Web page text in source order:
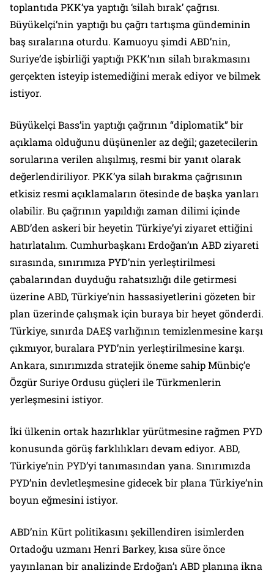
toplantıda PKK’ya yaptığı ‘silah bırak’ çağrısı.
Büyükelçi’nin yaptığı bu çağrı tartışma gündeminin
baş sıralarına oturdu. Kamuoyu şimdi ABD’nin,
Suriye’de işbirliği yaptığı PKK’nın silah bırakmasını
gerçekten isteyip istemediğini merak ediyor ve bilmek
istiyor.
Büyükelçi Bass’in yaptığı çağrının “diplomatik” bir
açıklama olduğunu düşünenler az değil; gazetecilerin
sorularına verilen alışılmış, resmi bir yanıt olarak
değerlendiriliyor. PKK’ya silah bırakma çağrısının
etkisiz resmi açıklamaların ötesinde de başka yanları
olabilir. Bu çağrının yapıldığı zaman dilimi içinde
ABD’den askeri bir heyetin Türkiye’yi ziyaret ettiğini
hatırlatalım. Cumhurbaşkanı Erdoğan’ın ABD ziyareti
sırasında, sınırımıza PYD’nin yerleştirilmesi
çabalarından duyduğu rahatsızlığı dile getirmesi
üzerine ABD, Türkiye’nin hassasiyetlerini gözeten bir
plan üzerinde çalışmak için buraya bir heyet gönderdi.
Türkiye, sınırda DAEŞ varlığının temizlenmesine karşı
çıkmıyor, buralara PYD’nin yerleştirilmesine karşı.
Ankara, sınırımızda stratejik öneme sahip Münbiç’e
Özgür Suriye Ordusu güçleri ile Türkmenlerin
yerleşmesini istiyor.
İki ülkenin ortak hazırlıklar yürütmesine rağmen PYD
konusunda görüş farklılıkları devam ediyor. ABD,
Türkiye’nin PYD’yi tanımasından yana. Sınırımızda
PYD’nin devletleşmesine gidecek bir plana Türkiye’nin
boyun eğmesini istiyor.
ABD’nin Kürt politikasını şekillendiren isimlerden
Ortadoğu uzmanı Henri Barkey, kısa süre önce
yayınlanan bir analizinde Erdoğan’ı ABD planına ikna